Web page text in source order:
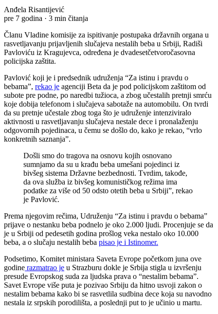
Anđela Risantijević
pre 7 godina · 3 min čitanja
Članu Vladine komisije za ispitivanje postupaka državnih organa u
rasvetljavanju prijavljenih slučajeva nestalih beba u Srbiji, Radiši
Pavloviću iz Kragujevca, određena je dvadesetčetvoročasovna
policijska zaštita.
Pavlović koji je i predsednik udruženja “Za istinu i pravdu o
bebama”, rekao je agenciji Beta da je pod policijskom zaštitom od
subote pre podne, po naredbi tužioca, a zbog učestalih pretnji smrću
koje dobija telefonom i slučajeva sabotaže na automobilu. On tvrdi
da su pretnje učestale zbog toga što je udruženje intenziviralo
aktivnosti u rasvetljavanju slučajeva nestale dece i pronalaženju
odgovornih pojedinaca, u čemu se došlo do, kako je rekao, “vrlo
konkretnih saznanja”.
Došli smo do tragova na osnovu kojih osnovano
sumnjamo da su u krađu beba umešani pojedinci iz
bivšeg sistema Državne bezbednosti. Tvrdim, takođe,
da ova služba iz bivšeg komunističkog režima ima
podatke za više od 50 odsto otetih beba u Srbiji”, rekao
je Pavlović.
Prema njegovim rečima, Udruženju “Za istinu i pravdu o bebama”
prijave o nestanku beba podnelo je oko 2.000 ljudi. Procenjuje se da
je u Srbiji od pedesetih godina prošlog veka nestalo oko 10.000
beba, a o slučaju nestalih beba pisao je i Istinomer.
Podsetimo, Komitet ministara Saveta Evrope početkom juna ove
godine razmatrao je u Strazburu dokle je Srbija stigla u izvršenju
presude Evropskog suda za ljudska prava o “nestalim bebama”.
Savet Evrope više puta je pozivao Srbiju da hitno usvoji zakon o
nestalim bebama kako bi se rasvetlila sudbina dece koja su navodno
nestala iz srpskih porodilišta, a poslednji put to je učinio u martu.